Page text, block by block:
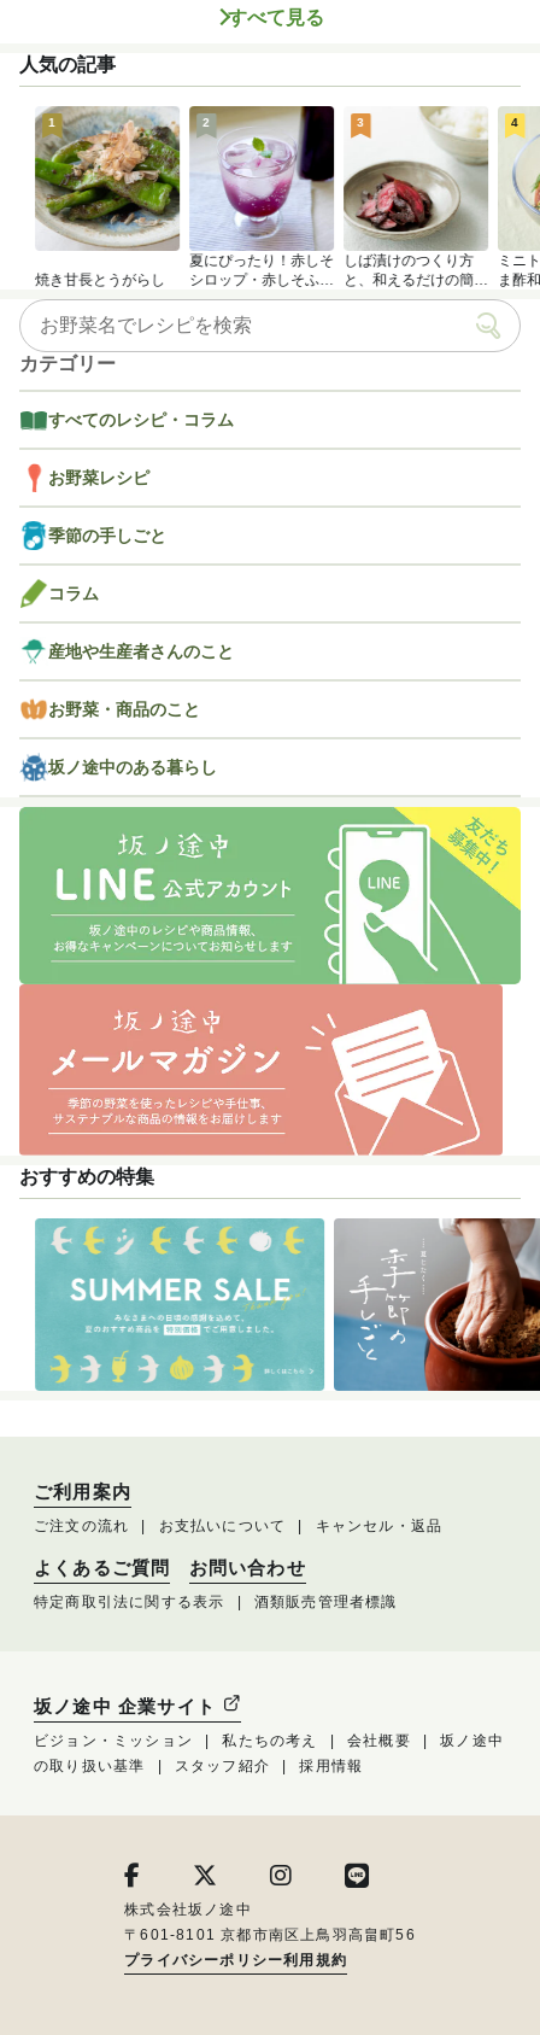
すべて見る
人気の記事
1
焼き甘長とうがらし
2
夏にぴったり！赤しそ
シロップ・赤しそふり
かけのつくり方
3
しば漬けのつくり方
と、和えるだけの簡単
アレンジレシピ
4
ミニ
ま酢
カテゴリー
すべてのレシピ・コラム
お野菜レシピ
季節の手しごと
コラム
産地や生産者さんのこと
お野菜・商品のこと
坂ノ途中のある暮らし
おすすめの特集
ご利用案内
ご注文の流れ お支払いについて キャンセル・返品
よくあるご質問 お問い合わせ
特定商取引法に関する表示 酒類販売管理者標識
坂ノ途中 企業サイト
ビジョン・ミッション 私たちの考え 会社概要
坂ノ途中
の取り扱い基準
スタッフ紹介 採用情報
株式会社坂ノ途中
〒601-8101 京都市南区上鳥羽高畠町56
プライバシーポリシー利用規約